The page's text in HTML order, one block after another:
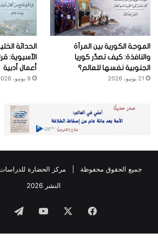
الموجة الكورية بين المرآة
والنافذة: كيف تصدِّر كوريا
الجنوبية نفسها للعالم؟
21 يونيو، 2026
الحداثة
الآسيوية:
أعمال أدبية
9 يونيو، 2026
جميع الحقوق محفوظة | مركز الحضارة
النشر 2026
فيسبوك ‫YouTube